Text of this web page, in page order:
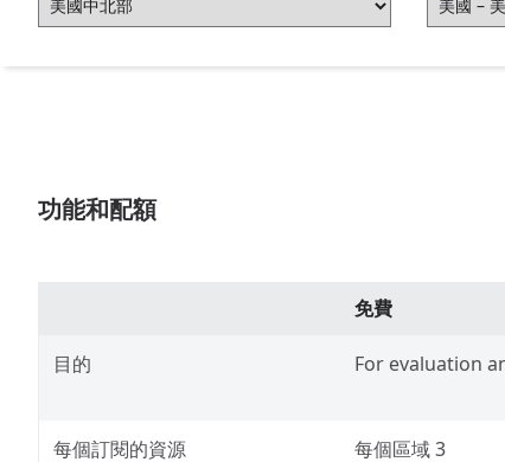
功能和配額
免費
目的 For evaluation
每個訂閱的資源 每個區域 3